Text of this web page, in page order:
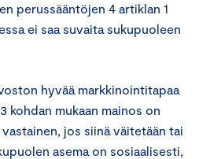
perussääntöjen 4 artiklan 1
ei saa suvaita sukupuoleen
hyvää markkinointitapaa
kohdan mukaan mainos on
jos siinä väitetään tai
asema on sosiaalisesti,